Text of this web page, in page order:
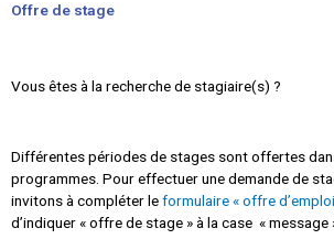
Offre de stage
Vous êtes à la recherche de stagiaire(s) ?
Différentes périodes de stages sont offertes
programmes. Pour effectuer une demande de
invitons à compléter leformulaire « offre
d’indiquer « offre de stage » à la case « message